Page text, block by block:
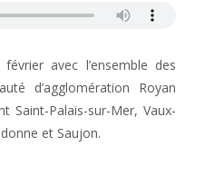
avec l’ensemble des
d’agglomération Royan
Saint-Palais-sur-Mer, Vaux-
et Saujon.